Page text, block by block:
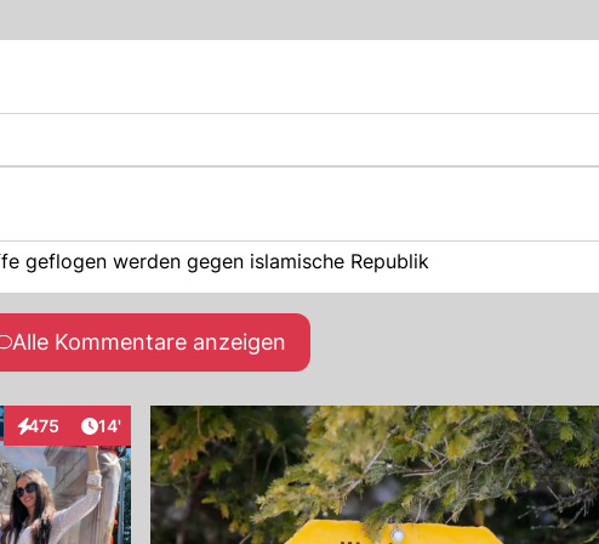
geflogen werden gegen islamische Republik
Alle Kommentare anzeigen
475
InteraktionenArtikel veröffentlicht:
14'